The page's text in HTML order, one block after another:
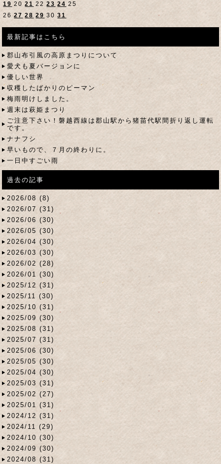
19 20 21 22 23 24 25
26 27 28 29 30 31
最新記事はこちら
郡山布引風の高原まつりについて
愛犬も夏バージョンに
優しい世界
収穫したばかりのピーマン
梅雨明けしました。
週末は萩姫まつり
ご注意下さい！磐越西線は郡山駅から猪苗代駅間折り返し運転
です。
ナナフシ
早いもので、７月の終わりに。
一日中すごい雨
過去の記事
2026/08 (8)
2026/07 (31)
2026/06 (30)
2026/05 (30)
2026/04 (30)
2026/03 (30)
2026/02 (28)
2026/01 (30)
2025/12 (31)
2025/11 (30)
2025/10 (31)
2025/09 (30)
2025/08 (31)
2025/07 (31)
2025/06 (30)
2025/05 (30)
2025/04 (30)
2025/03 (31)
2025/02 (27)
2025/01 (31)
2024/12 (31)
2024/11 (29)
2024/10 (30)
2024/09 (30)
2024/08 (31)